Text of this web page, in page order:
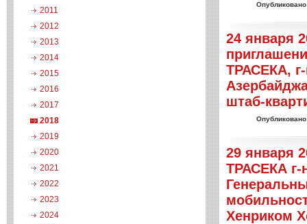
2011
2012
2013
2014
2015
2016
2017
2018
2019
2020
2021
2022
2023
2024
24 января
ТРАСЕКА,
штаб-
29 января
ТРАСЕКА г-
Хенриком